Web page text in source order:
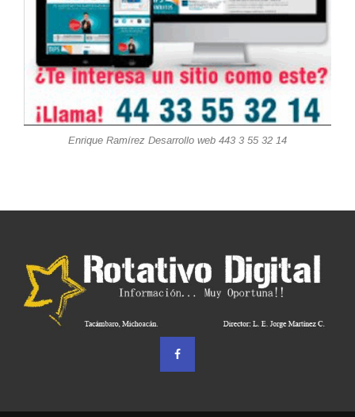
Enrique Ramírez Desarrollo web 443 3 55 32 14